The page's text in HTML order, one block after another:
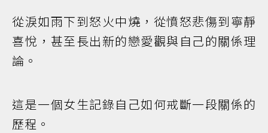
從淚如雨下到怒火中燒，從憤怒悲傷到寧靜
喜悅，甚至長出新的戀愛觀與自己的關係理
論。
這是一個女生記錄自己如何戒斷一段關係的
歷程。